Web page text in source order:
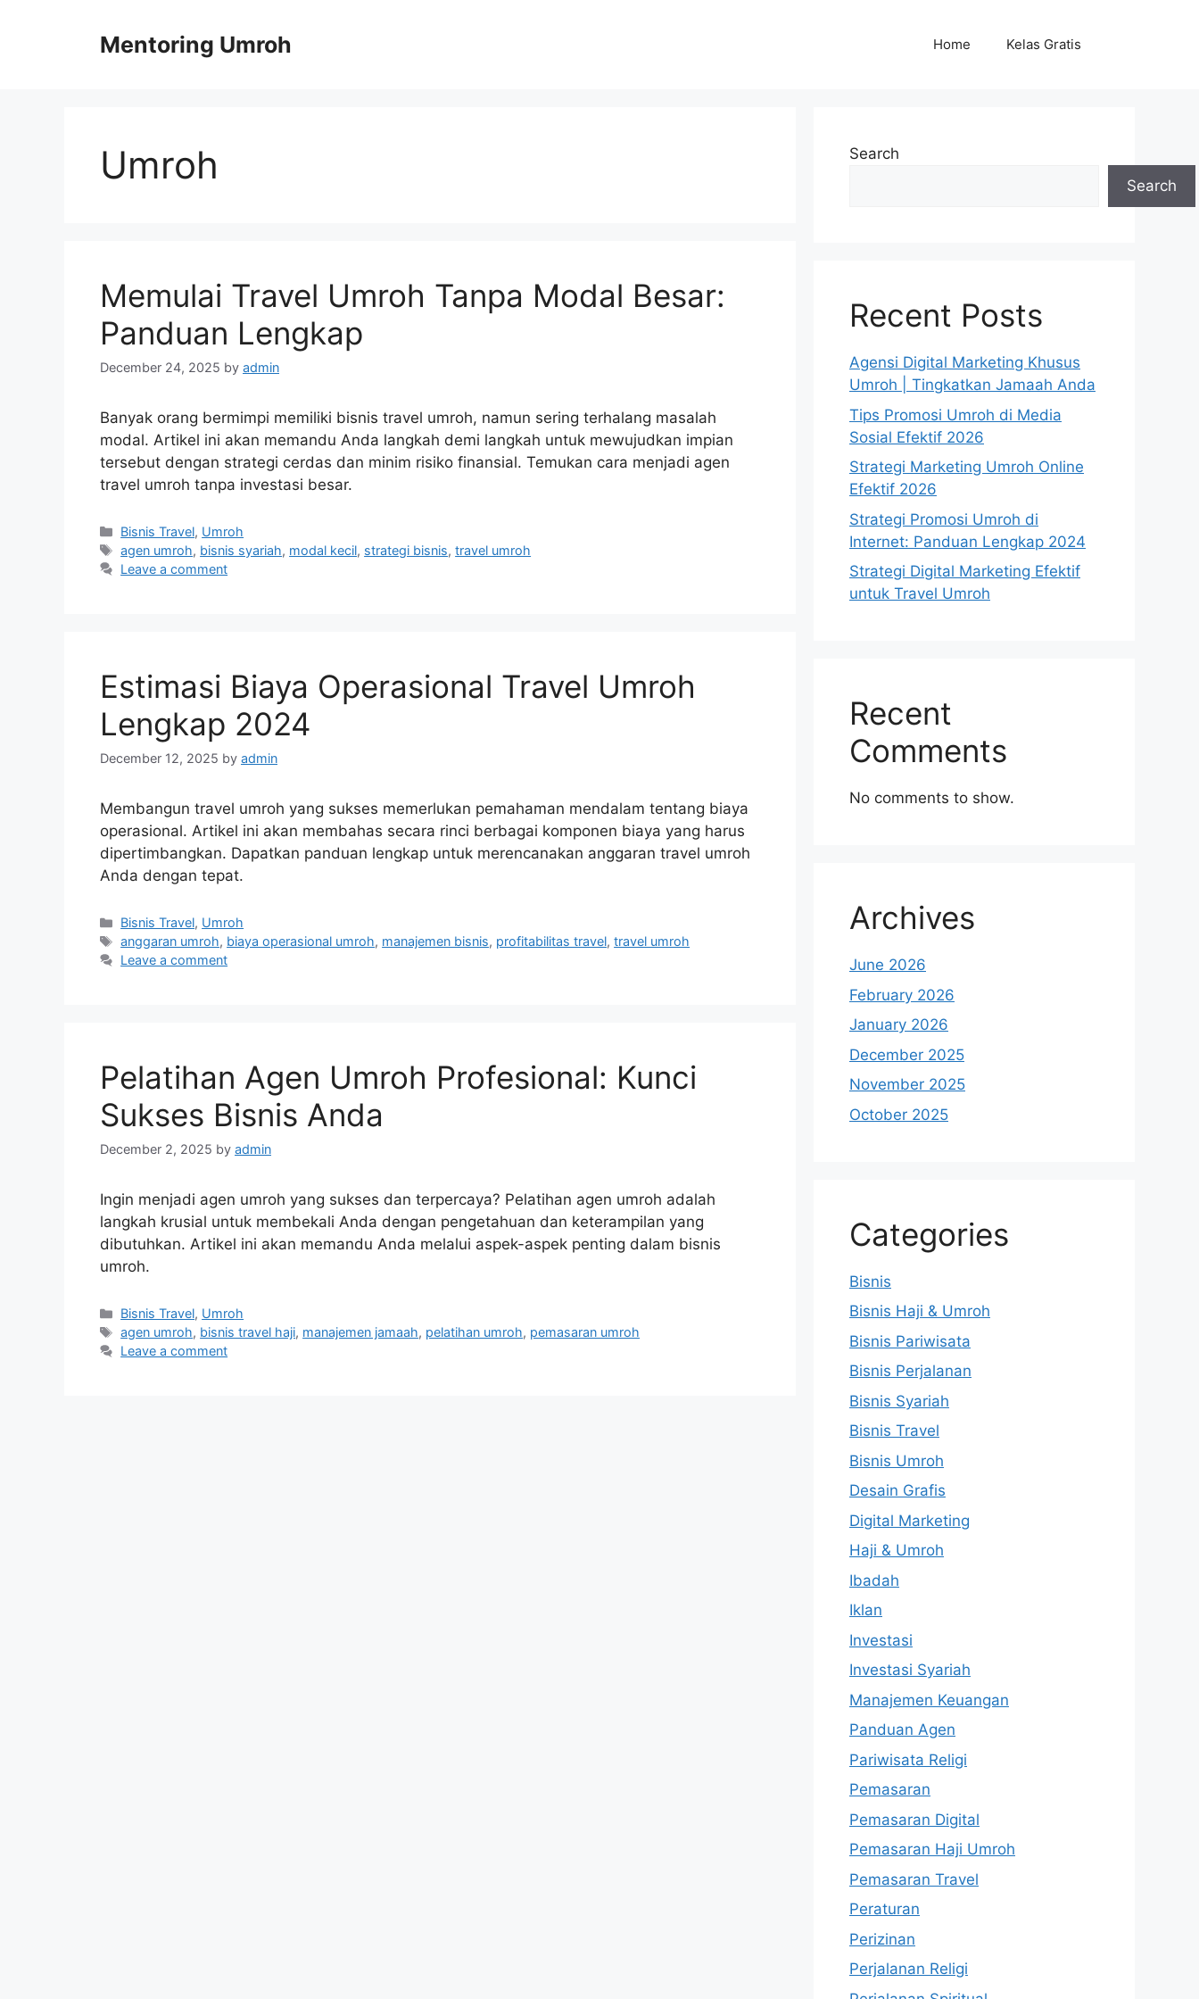
Mentoring Umroh Home Kelas Gratis
Umroh
Memulai Travel Umroh Tanpa Modal Besar:
Panduan Lengkap
December 24, 2025 by admin
Banyak orang bermimpi memiliki bisnis travel umroh, namun sering terhalang masalah
modal. Artikel ini akan memandu Anda langkah demi langkah untuk mewujudkan impian
tersebut dengan strategi cerdas dan minim risiko finansial. Temukan cara menjadi agen
travel umroh tanpa investasi besar.
Categories
Bisnis Travel, Umroh
Tags
agen umroh, bisnis syariah, modal kecil, strategi bisnis,travel umroh
Leave a comment
Estimasi Biaya Operasional Travel Umroh
Lengkap 2024
December 12, 2025 by admin
Membangun travel umroh yang sukses memerlukan pemahaman mendalam tentang biaya
operasional. Artikel ini akan membahas secara rinci berbagai komponen biaya yang harus
dipertimbangkan. Dapatkan panduan lengkap untuk merencanakan anggaran travel umroh
Anda dengan tepat.
Categories
Bisnis Travel, Umroh
Tags
anggaran umroh, biaya operasional umroh, manajemen bisnis, profitabilitas travel,travel umroh
Leave a comment
Pelatihan Agen Umroh Profesional: Kunci
Sukses Bisnis Anda
December 2, 2025 by admin
Ingin menjadi agen umroh yang sukses dan terpercaya? Pelatihan agen umroh adalah
langkah krusial untuk membekali Anda dengan pengetahuan dan keterampilan yang
dibutuhkan. Artikel ini akan memandu Anda melalui aspek-aspek penting dalam bisnis
umroh.
Categories
Bisnis Travel, Umroh
Tags
agen umroh, bisnis travel haji, manajemen jamaah, pelatihan umroh, pemasaran umroh
Leave a comment
Search
Search
Recent Posts
Agensi Digital Marketing Khusus
Umroh | Tingkatkan Jamaah Anda
Tips Promosi Umroh di Media
Sosial Efektif 2026
Strategi Marketing Umroh Online
Efektif 2026
Strategi Promosi Umroh di
Internet: Panduan Lengkap 2024
Strategi Digital Marketing Efektif
untuk Travel Umroh
Recent
Comments
No comments to show.
Archives
June 2026
February 2026
January 2026
December 2025
November 2025
October 2025
Categories
Bisnis
Bisnis Haji & Umroh
Bisnis Pariwisata
Bisnis Perjalanan
Bisnis Syariah
Bisnis Travel
Bisnis Umroh
Desain Grafis
Digital Marketing
Haji & Umroh
Ibadah
Iklan
Investasi
Investasi Syariah
Manajemen Keuangan
Panduan Agen
Pariwisata Religi
Pemasaran
Pemasaran Digital
Pemasaran Haji Umroh
Pemasaran Travel
Peraturan
Perizinan
Perjalanan Religi